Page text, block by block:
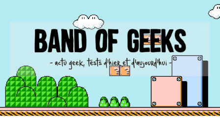
BAND OF GEEKS
Actu Geek d'hier et d'aujourd'hui